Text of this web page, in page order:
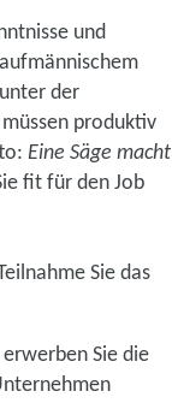
und
der
produktiv
Eine Säge macht
fit für den Job
Sie das
Sie die